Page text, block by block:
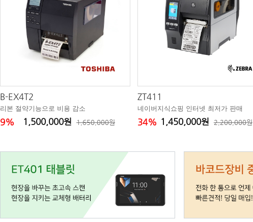
B-EX4T2
리본 절약기능으로 비용 감소
9% 1,500,000원 1,650,000원
ZT411
네이버지식쇼핑 인터넷 최저가 판매
34% 1,450,000원 2,200,000원